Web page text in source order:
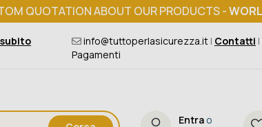
QUOTATION ABOUT OUR PRODUCTS -
info@tuttoperlasicurezza.it | Contatti |
Pagamenti
Entra o